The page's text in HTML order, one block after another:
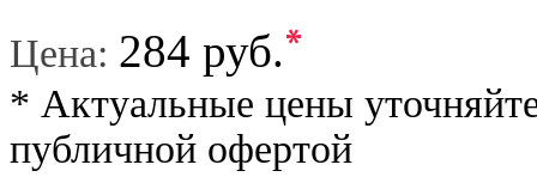
Цена: 284 руб.*
* Актуальные цены
публичной офертой